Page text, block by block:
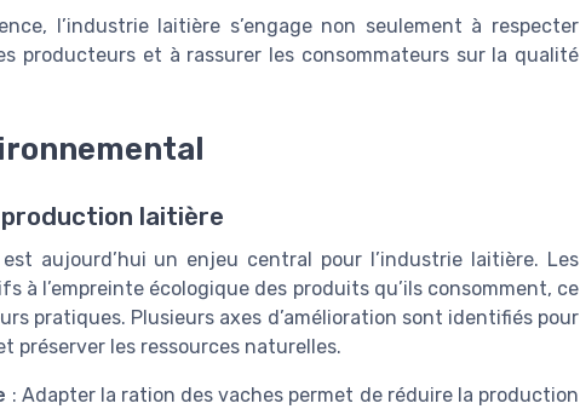
l’industrie laitière s’engage non seulement à respecter
producteurs et à rassurer les consommateurs sur la qualité
production laitière
aujourd’hui un enjeu central pour l’industrie laitière. Les
à l’empreinte écologique des produits qu’ils consomment, ce
pratiques. Plusieurs axes d’amélioration sont identifiés pour
préserver les ressources naturelles.
: Adapter la ration des vaches permet de réduire la production